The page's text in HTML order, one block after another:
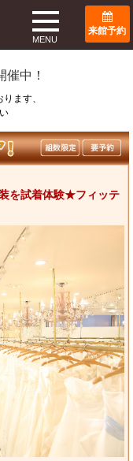
MENU
来館予約
中！
ます、
を試着体験★フィッテ